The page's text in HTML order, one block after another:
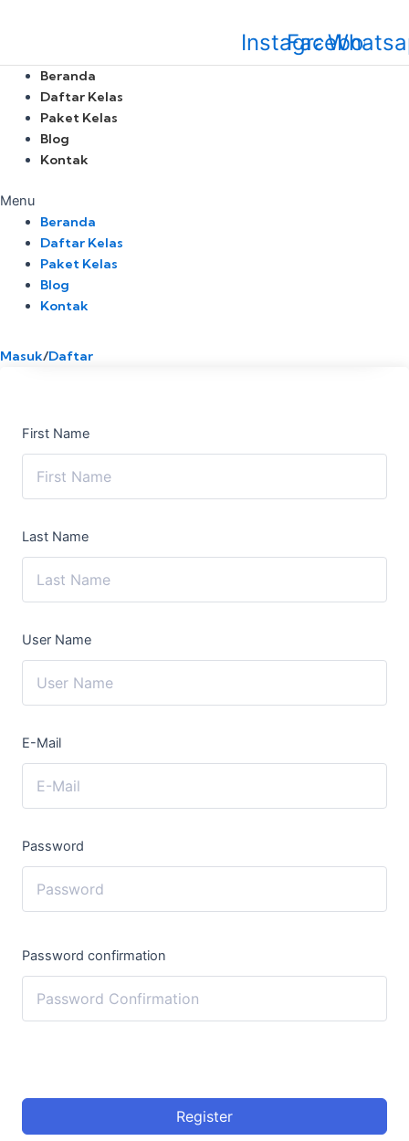
Instagram
Facebook
Beranda
Daftar Kelas
Paket Kelas
Blog
Kontak
Menu
Beranda
Daftar Kelas
Paket Kelas
Blog
Kontak
Masuk/Daftar
First Name
Last Name
User Name
E-Mail
Password
Password confirmation
Register